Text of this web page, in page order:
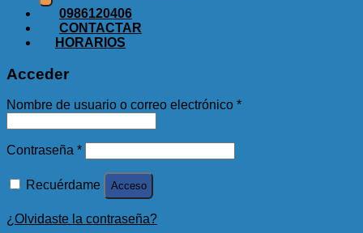
0986120406
CONTACTAR
HORARIOS
Acceder
Nombre de usuario o correo electrónico *
Contraseña *
Recuérdame Acceso
¿Olvidaste la contraseña?